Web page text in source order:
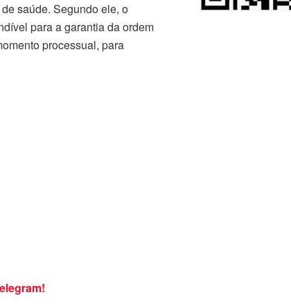
saúde. Segundo ele, o
para a garantia da ordem
processual, para